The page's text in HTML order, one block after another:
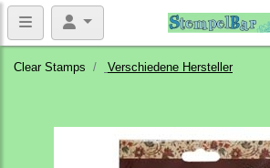
Clear Stamps Verschiedene Hersteller